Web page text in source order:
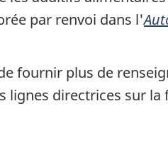
par renvoi dans l'
fournir plus de
directrices sur